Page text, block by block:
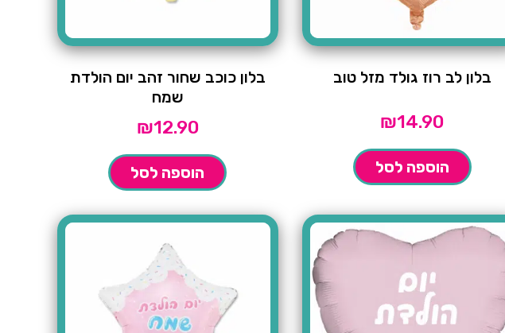
בלון לב רוז גולד מזל טוב
₪14.90
הוספה לסל
בלון כוכב שחור זהב יום הולדת
שמח
₪12.90
הוספה לסל